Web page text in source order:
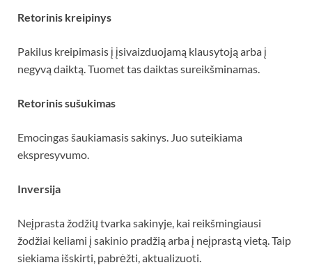
Retorinis kreipinys
Pakilus kreipimasis į įsivaizduojamą klausytoją arba į
negyvą daiktą. Tuomet tas daiktas sureikšminamas.
Retorinis sušukimas
Emocingas šaukiamasis sakinys. Juo suteikiama
ekspresyvumo.
Inversija
Neįprasta žodžių tvarka sakinyje, kai reikšmingiausi
žodžiai keliami į sakinio pradžią arba į neįprastą vietą. Taip
siekiama išskirti, pabrėžti, aktualizuoti.